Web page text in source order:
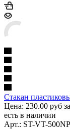
Стакан
Цена: 230.00 руб
есть в наличии
Арт.: ST-VT-